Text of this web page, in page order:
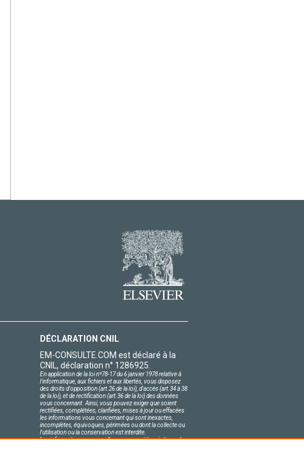
DÉCLARATION CNIL
EM-CONSULTE.COM est déclaré à la
CNIL, déclaration n° 1286925.
En application de la loi nº78-17 du 6 janvier 1978 relative à
l'informatique, aux fichiers et aux libertés, vous disposez
des droits d'opposition (art.26 de la loi), d'accès (art.34 à 38
de la loi), et de rectification (art.36 de la loi) des données
vous concernant. Ainsi, vous pouvez exiger que soient
rectifiées, complétées, clarifiées, mises à jour ou effacées
les informations vous concernant qui sont inexactes,
incomplètes, équivoques, périmées ou dont la collecte ou
l'utilisation ou la conservation est interdite.
Les informations personnelles concernant les visiteurs de